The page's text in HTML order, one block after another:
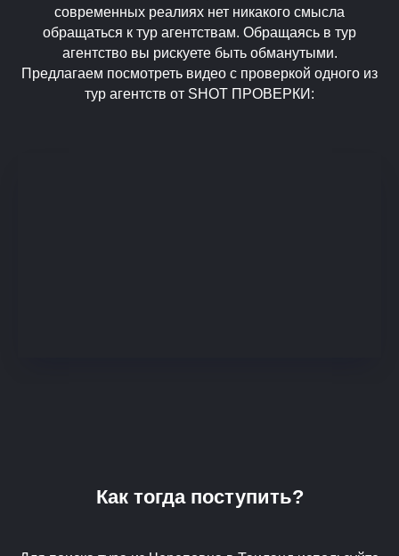
современных реалиях нет никакого смысла
обращаться к тур агентствам. Обращаясь в тур
агентство вы рискуете быть обманутыми.
Предлагаем посмотреть видео с проверкой одного из
тур агентств от SHOT ПРОВЕРКИ:
Как тогда поступить?